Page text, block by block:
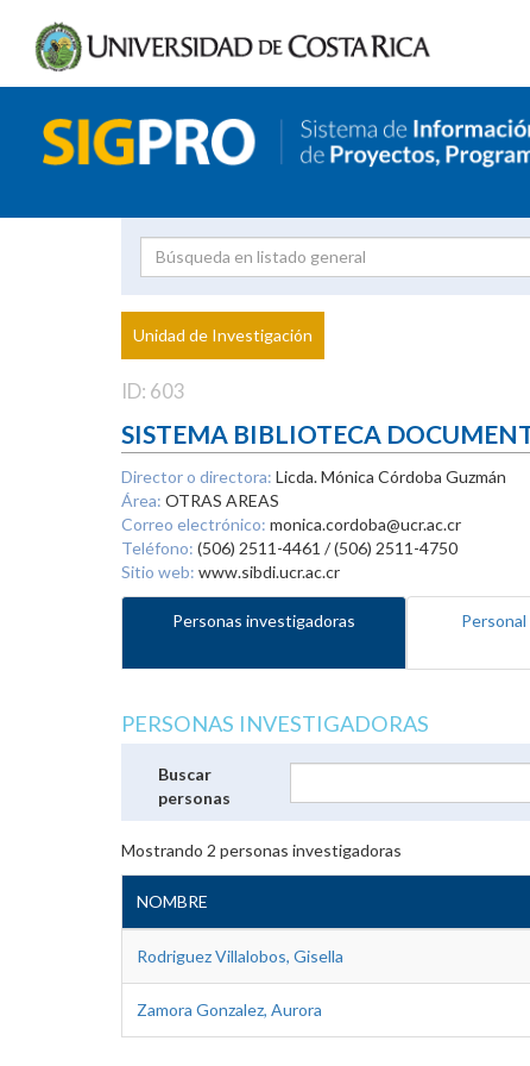
Proyecto
Investigador
Unidad de Investigación
ID: 603
SISTEMA BIBLIOTECA
Director o directora: Licda. Mónica Córdoba Guzmán
Área: OTRAS AREAS
Correo electrónico: monica.cordoba@ucr.ac.cr
Teléfono: (506) 2511-4461 / (506) 2511-4750
Sitio web: www.sibdi.ucr.ac.cr
Personas investigadoras
PERSONAS INVESTIGADORAS
Buscar
personas
Mostrando 2 personas investigadoras
NOMBRE
Rodriguez Villalobos, Gisella
Zamora Gonzalez, Aurora